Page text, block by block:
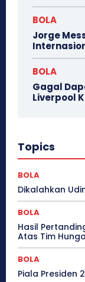
BOLA
Jorge
BOLA
Gagal
Liverpool
Topics
BOLA
Dikalahkan
BOLA
Hasil
Atas Tim
BOLA
Piala Presiden